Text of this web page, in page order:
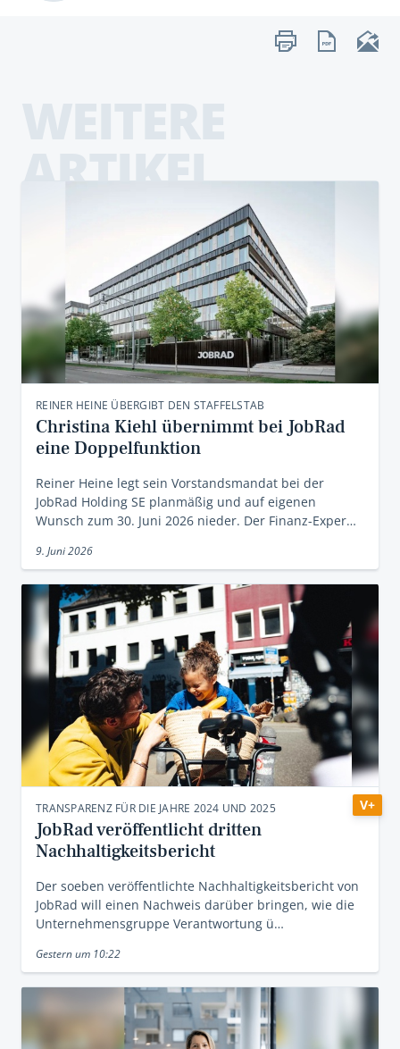
ARTIKEL
REINER HEINE ÜBERGIBT DEN STAFFELSTAB
Christina Kiehl übernimmt bei JobRad
eine Doppelfunktion
Reiner Heine legt sein Vorstandsmandat bei der
JobRad Holding SE planmäßig und auf eigenen
Wunsch zum 30. Juni 2026 nieder. Der Finanz-Exper…
9. Juni 2026
V+
TRANSPARENZ FÜR DIE JAHRE 2024 UND 2025
JobRad veröffentlicht dritten
Nachhaltigkeitsbericht
Der soeben veröffentlichte Nachhaltigkeitsbericht von
JobRad will einen Nachweis darüber bringen, wie die
Unternehmensgruppe Verantwortung ü…
Gestern um 10:22